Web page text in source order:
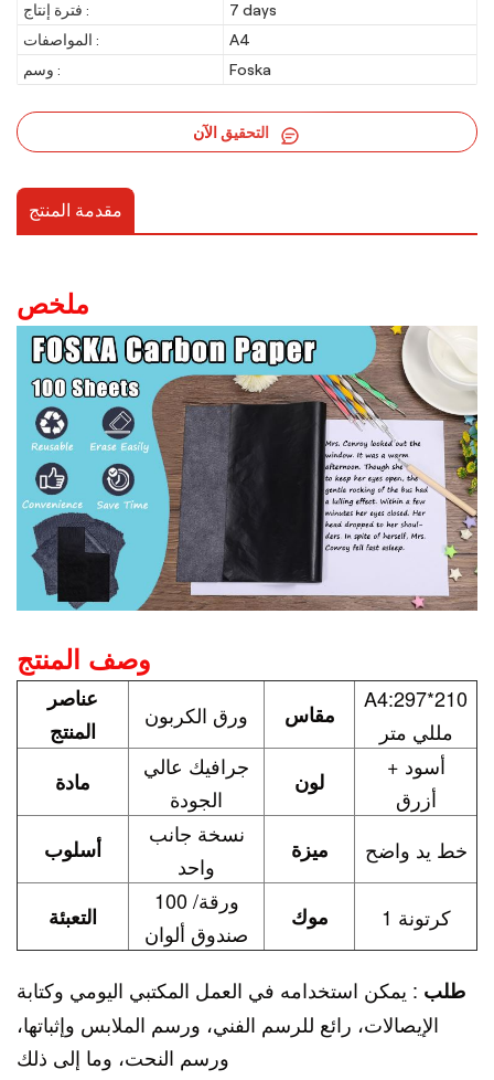
فترة إنتاج :
7 days
المواصفات :
A4
وسم :
Foska
مقدمة المنتج
ملخص
وصف المنتج
عناصر
المنتج
ورق الكربون مقاس
A4:297*210
مللي متر
مادة
جرافيك عالي
الجودة
لون
أسود +
أزرق
أسلوب
نسخة جانب
واحد
ميزة خط يد واضح
التعبئة
100 ورقة/
صندوق ألوان
موك 1 كرتونة
طلب : يمكن استخدامه في العمل المكتبي اليومي وكتابة
الإيصالات، رائع للرسم الفني، ورسم الملابس وإثباتها،
ورسم النحت، وما إلى ذلك